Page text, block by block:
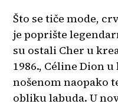
Što se tiče mode,
je poprište
su ostali Cher u
1986., Céline Dion
nošenom naopako
obliku labuda. U